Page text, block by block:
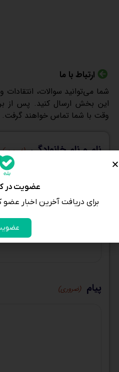
ارتباط با ما
شما می‌توانید سوالات، انتقادات
این بخش ارسال کنید. پس از
وقت با شما تماس خواهند گرفت.
نام و نام خانوادگی (ضروری)
(ضروری)
پیام (ضروری)
عضویت در
برای دریافت آخرین اخبار عضو